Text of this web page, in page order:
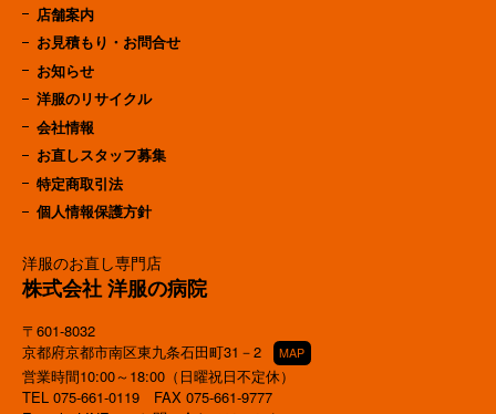
洋服のお直し専門店
株式会社 洋服の病院
〒601-8032
京都府京都市南区東九条石田町31－2
MAP
営業時間10:00～18:00（日曜祝日不定休）
TEL 075-661-0119 FAX 075-661-9777
店舗案内
お見積もり・お問合せ
お知らせ
洋服のリサイクル
会社情報
お直しスタッフ募集
特定商取引法
個人情報保護方針